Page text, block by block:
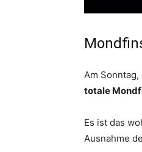
Am
totale
Es ist das
Ausnahme